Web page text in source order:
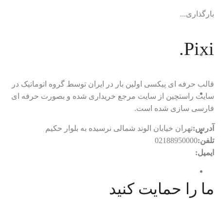
بارگذاری...
Pixi.
قالب حرفه ای پیکسی اولین بار در ایران توسط گروه اتوماتیک در
سایت راستچین از سایت مرجع خریداری شده و بصورت حرفه ای
فارسی سازی شده است.
آدرس:تهران خیابان الوند شمالی نرسیده به بلوار حکیم
تلفن:02188950000
ایمیل:
ما را حمایت کنید